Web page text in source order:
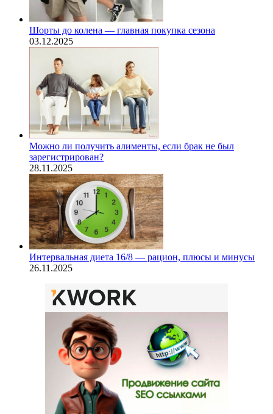
Шорты до колена — главная покупка сезона
03.12.2025
Можно ли получить алименты, если брак не был
зарегистрирован?
28.11.2025
Интервальная диета 16/8 — рацион, плюсы и минусы
26.11.2025